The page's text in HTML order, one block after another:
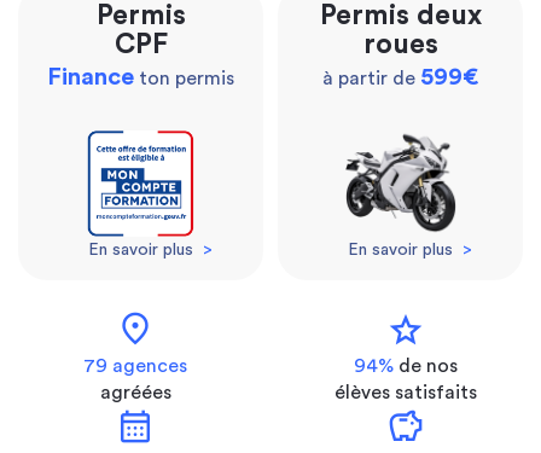
Permis
CPF
Finance ton permis
En savoir plus >
Permis deux
roues
à partir de 599€
En savoir plus >
location_on
79 agences
agréées
star
94% de nos
élèves satisfaits
calendar_month savings